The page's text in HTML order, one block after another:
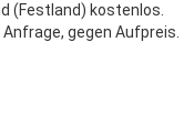
(Festland) kostenlos.
gegen Aufpreis.